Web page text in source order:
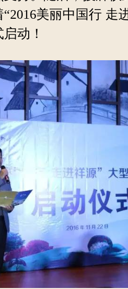
美丽中国行 走
动！